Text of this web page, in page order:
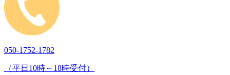
050-1752-1782
（平日10時～18時受付）